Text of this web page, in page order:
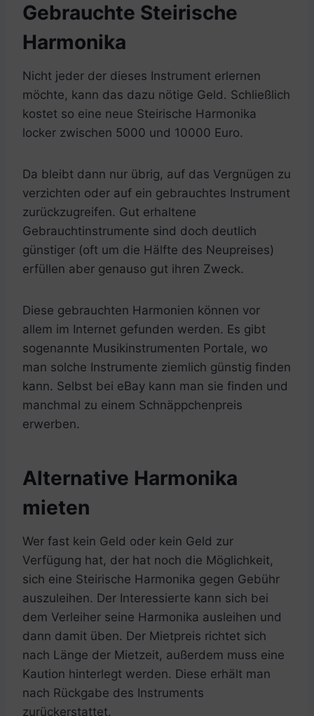
Gebrauchte Steirische
Harmonika
Nicht jeder der dieses Instrument erlernen
möchte, kann das dazu nötige Geld. Schließlich
kostet so eine neue Steirische Harmonika
locker zwischen 5000 und 10000 Euro.
Da bleibt dann nur übrig, auf das Vergnügen zu
verzichten oder auf ein gebrauchtes Instrument
zurückzugreifen. Gut erhaltene
Gebrauchtinstrumente sind doch deutlich
günstiger (oft um die Hälfte des Neupreises)
erfüllen aber genauso gut ihren Zweck.
Diese gebrauchten Harmonien können vor
allem im Internet gefunden werden. Es gibt
sogenannte Musikinstrumenten Portale, wo
man solche Instrumente ziemlich günstig finden
kann. Selbst bei eBay kann man sie finden und
manchmal zu einem Schnäppchenpreis
erwerben.
Alternative Harmonika
mieten
Wer fast kein Geld oder kein Geld zur
Verfügung hat, der hat noch die Möglichkeit,
sich eine Steirische Harmonika gegen Gebühr
auszuleihen. Der Interessierte kann sich bei
dem Verleiher seine Harmonika ausleihen und
dann damit üben. Der Mietpreis richtet sich
nach Länge der Mietzeit, außerdem muss eine
Kaution hinterlegt werden. Diese erhält man
nach Rückgabe des Instruments
zurückerstattet.